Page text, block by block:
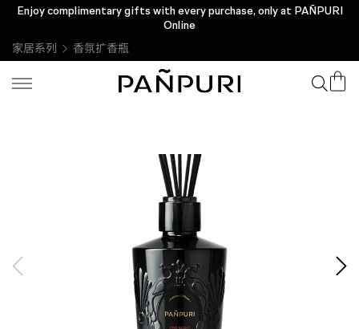
Enjoy complimentary gifts with every purchase, only at PAÑPURI
Online
Check the validity of your e-voucher Click
家居系列
香氛扩香瓶